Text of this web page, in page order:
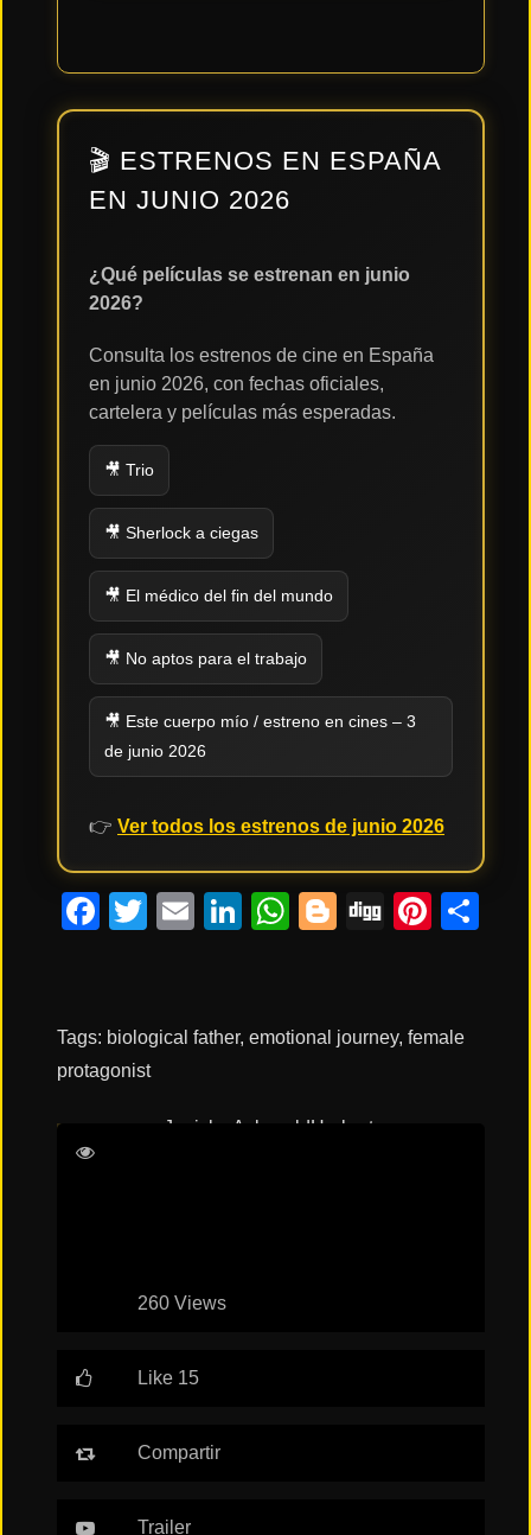
🎬 ESTRENOS EN ESPAÑA
EN JUNIO 2026
¿Qué películas se estrenan en junio
2026?
Consulta los estrenos de cine en España
en junio 2026, con fechas oficiales,
cartelera y películas más esperadas.
🎥 Trio
🎥 Sherlock a ciegas
🎥 El médico del fin del mundo
🎥 No aptos para el trabajo
🎥 Este cuerpo mío / estreno en cines – 3
de junio 2026
👉 Ver todos los estrenos de junio 2026
Facebook
Twitter
EmailLinkedIn
WhatsApp
Blogger
Digg
Tags: biological father, emotional journey, female
protagonist
Janicke AskevoldHerbert
260 Views
Like 15
Compartir
Trailer